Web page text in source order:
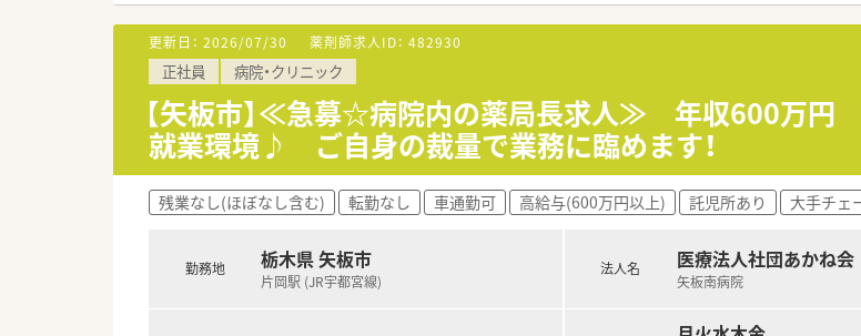
【募集背景と求める人物像について】
■今回は地域でニーズが高まる店舗での体制強化および今後の定年退職を見据
■周囲のスタッフと協調性を持ちながら、チームワークを重視して業務に取り
■若手で管理薬剤師に挑戦したい方や、急な欠員時のヘルプ対応なども柔軟に
【法人特徴について】
■栃木県や茨城県を中心に複数の調剤薬局を展開しておりドクターとの良好な
■クリニックの開業支援事業を行うなど、調剤業務に留まらない多角的な事業
■在留外国人の方向けの健康相談やネットショッピングなどの新規事業にも
【こんな方が活躍中】
■ラウンダーから扶養内で働くパートの方まで、多様な働き方を選ぶスタッ
■産休や育休から復帰したスタッフも多く、お互いの状況を理解し協力し合う
更新日： 2026/07/30 薬剤師求人ID： 482930
正社員 病院・クリニック
【矢板市】≪急募☆病院内の薬局長求人≫ 年収600万円
就業環境♪ ご自身の裁量で業務に臨めます！
残業なし(ほぼなし含む) 転勤なし 車通勤可 高給与(600万円以上) 託児所あり 大手チェ
勤務地 栃木県 矢板市
片岡駅 (JR宇都宮線)
法人名 医療法人社団あかね会
矢板南病院